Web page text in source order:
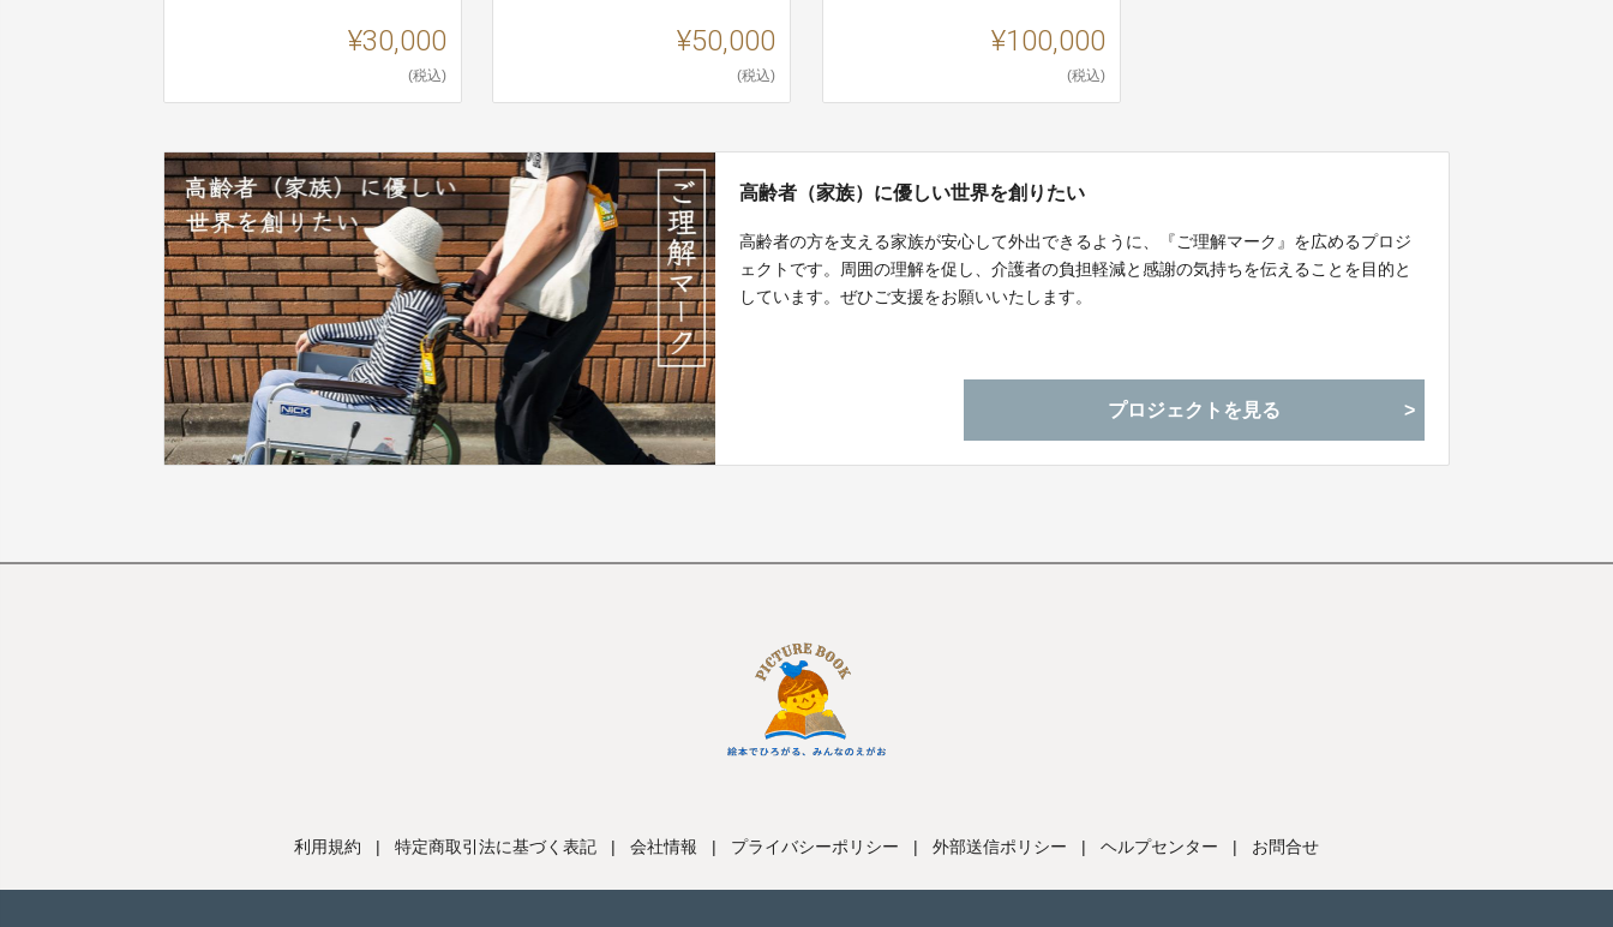
¥30,000
(税込)
¥50,000
(税込)
¥100,000
(税込)
高齢者（家族）に優しい世界を創りたい
高齢者の方を支える家族が安心して外出できるように、『ご理解マーク』を広めるプロジ
ェクトです。周囲の理解を促し、介護者の負担軽減と感謝の気持ちを伝えることを目的と
しています。ぜひご支援をお願いいたします。
プロジェクトを見る
利用規約 | 特定商取引法に基づく表記 | 会社情報 | プライバシーポリシー | 外部送信ポリシー | ヘルプセンター | お問合せ